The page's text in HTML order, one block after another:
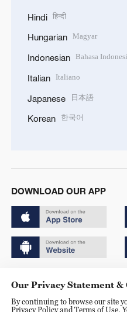
Hindi हिन्दी
Hungarian Magyar
Indonesian Bahasa
Italian Italiano
Japanese 日本語
Korean 한국어
DOWNLOAD OUR APP
京ICP备20000184号
Our Privacy Statement &
By continuing to browse our site
Privacy Policy and Terms of Use.